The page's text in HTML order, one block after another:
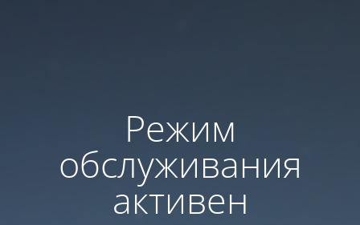
Режим
обслуживания
активен